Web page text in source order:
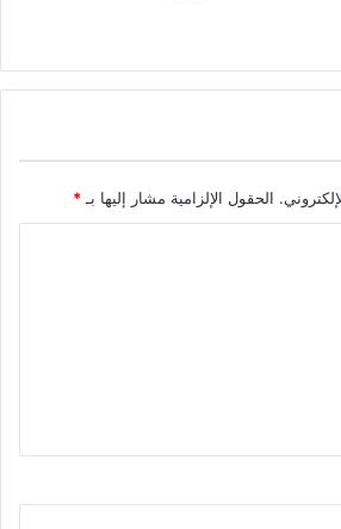
الحقول الإلزامية مشار إليها بـ*